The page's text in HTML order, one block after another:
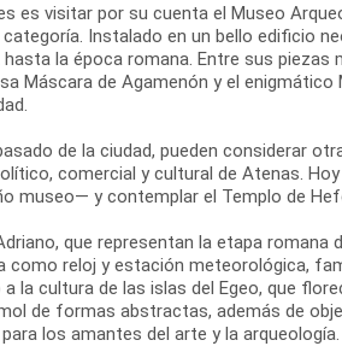
es visitar por su cuenta el Museo
Instalado en un bello edificio
la época romana. Entre sus
Máscara de Agamenón y el
de la ciudad, pueden considerar
comercial y cultural de Atenas.
museo— y contemplar el Templo de
que representan la etapa romana
reloj y estación meteorológica,
la cultura de las islas del Egeo, que
de formas abstractas, además de
los amantes del arte y la arqueología.